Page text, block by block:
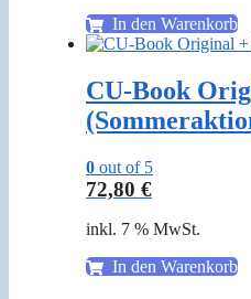
In den Warenkorb
CU-Book
0 out of 5
72,80 €
inkl. 7 % MwSt.
In den Warenkorb